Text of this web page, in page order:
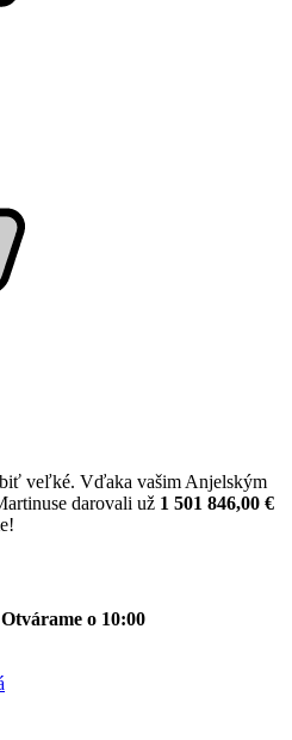
veľké. Vďaka vašim Anjelským
darovali už 1 501 846,00 €
Otvárame o 10:00